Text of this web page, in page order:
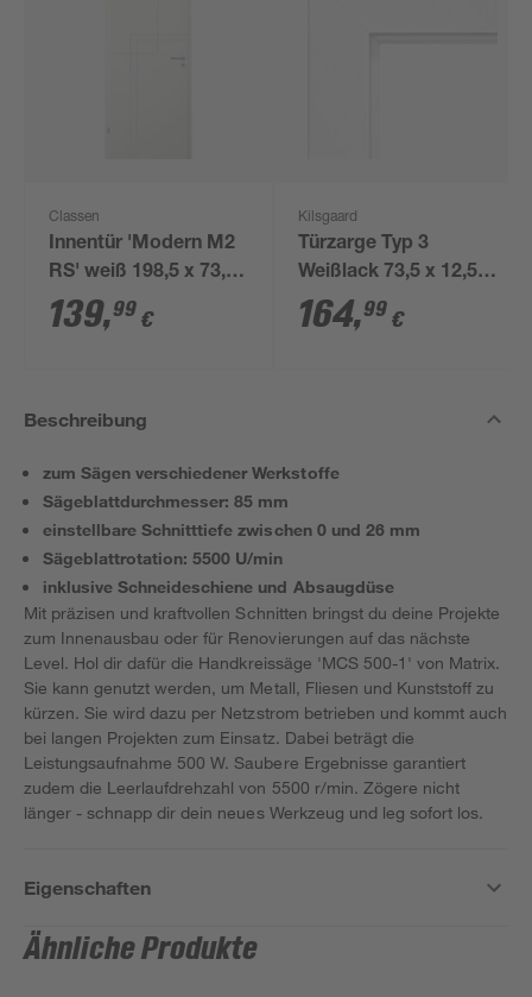
Classen
Innentür 'Modern M2
RS' weiß 198,5 x 73,5
cm, Linksanschlag
139,99 €
Kilsgaard
Türzarge Typ 3
Weißlack 73,5 x 12,5
cm
164,99 €
Beschreibung
zum Sägen verschiedener Werkstoffe
Sägeblattdurchmesser: 85 mm
einstellbare Schnitttiefe zwischen 0 und 26 mm
Sägeblattrotation: 5500 U/min
inklusive Schneideschiene und Absaugdüse
Mit präzisen und kraftvollen Schnitten bringst du deine Projekte
zum Innenausbau oder für Renovierungen auf das nächste
Level. Hol dir dafür die Handkreissäge 'MCS 500-1' von Matrix.
Sie kann genutzt werden, um Metall, Fliesen und Kunststoff zu
kürzen. Sie wird dazu per Netzstrom betrieben und kommt auch
bei langen Projekten zum Einsatz. Dabei beträgt die
Leistungsaufnahme 500 W. Saubere Ergebnisse garantiert
zudem die Leerlaufdrehzahl von 5500 r/min. Zögere nicht
länger - schnapp dir dein neues Werkzeug und leg sofort los.
Eigenschaften
Ähnliche Produkte